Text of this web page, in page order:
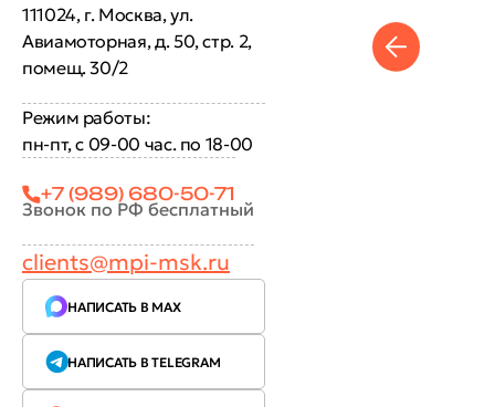
111024, г. Москва, ул.
Авиамоторная, д. 50, стр. 2,
помещ. 30/2
Режим работы:
пн-пт, с 09-00 час. по 18-00
+7 (989) 680-50-71
Звонок по РФ бесплатный
clients@mpi-msk.ru
НАПИСАТЬ В MAX
НАПИСАТЬ В TELEGRAM